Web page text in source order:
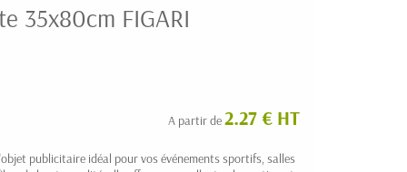
35x80cm FIGARI
A partir de2.27 € HT
publicitaire idéal pour vos événements sportifs, salles